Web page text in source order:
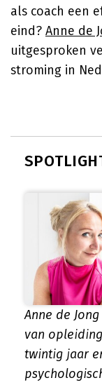
als coach een
eind? Anne de
uitgesproken
stroming in
Anne de
van
twintig jaar